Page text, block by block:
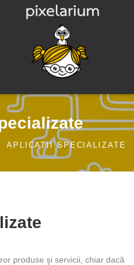
APLICATII SPECIALIZATE
produse şi servicii, chiar dacă